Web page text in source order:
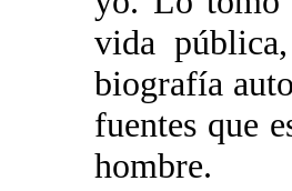
vida
biografía
fuentes que
hombre.